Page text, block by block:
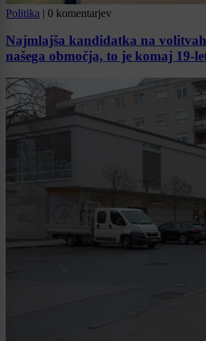
Politika | 0 komentarjev
Najmlajša kandidatka na
našega območja, to je komaj 19-